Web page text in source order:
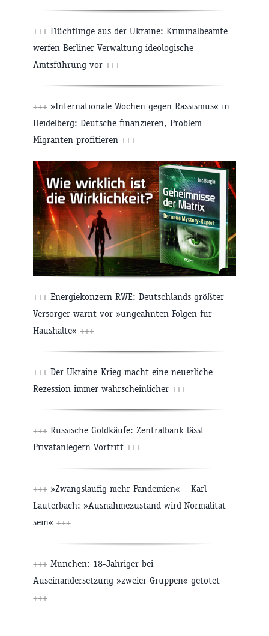
+++ Flüchtlinge aus der Ukraine: Kriminalbeamte
werfen Berliner Verwaltung ideologische
Amtsführung vor +++
+++ »Internationale Wochen gegen Rassismus« in
Heidelberg: Deutsche finanzieren, Problem-
Migranten profitieren +++
+++ Energiekonzern RWE: Deutschlands größter
Versorger warnt vor »ungeahnten Folgen für
Haushalte« +++
+++ Der Ukraine-Krieg macht eine neuerliche
Rezession immer wahrscheinlicher +++
+++ Russische Goldkäufe: Zentralbank lässt
Privatanlegern Vortritt +++
+++ »Zwangsläufig mehr Pandemien« – Karl
Lauterbach: »Ausnahmezustand wird Normalität
sein« +++
+++ München: 18-Jähriger bei
Auseinandersetzung »zweier Gruppen« getötet
+++